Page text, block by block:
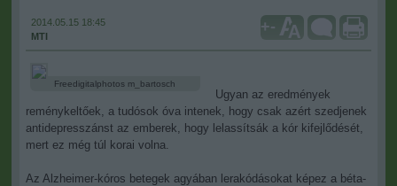
2014.05.15 18:45
MTI
+-
Freedigitalphotos m_bartosch
Ugyan az eredmények
reménykeltőek, a tudósok óva intenek, hogy csak azért szedjenek
antidepresszánst az emberek, hogy lelassítsák a kór kifejlődését,
mert ez még túl korai volna.
Az Alzheimer-kóros betegek agyában lerakódásokat képez a béta-